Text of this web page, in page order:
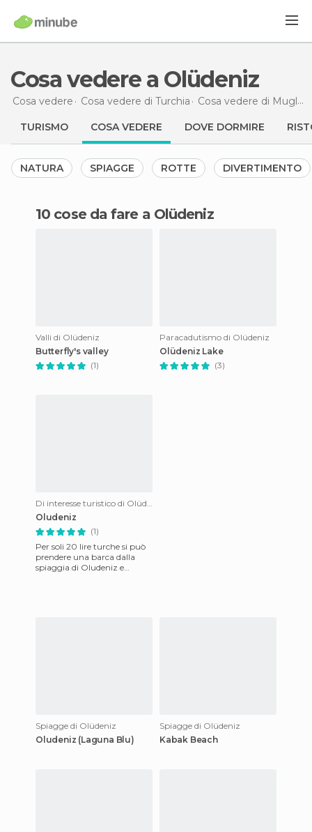
Cosa vedere a Olüdeniz
Cosa vedere Cosa vedere di Turchia Cosa vedere di Mugla
TURISMO COSA VEDERE DOVE DORMIRE
NATURA SPIAGGE ROTTE DIVERTIMENTO
10 cose da fare a Olüdeniz
Valli di Olüdeniz
Butterfly's valley
(1)
Paracadutismo di Olüdeniz
Olüdeniz Lake
(3)
Di interesse turistico di Olüdeniz
Oludeniz
(1)
Per soli 20 lire turche si può
prendere una barca dalla
spiaggia di Oludeniz e
Spiagge di Olüdeniz
Oludeniz (Laguna Blu)
Spiagge di Olüdeniz
Kabak Beach